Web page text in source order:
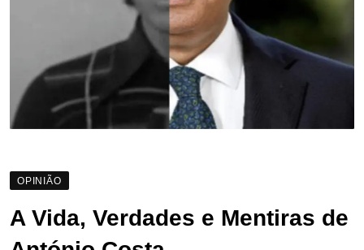
OPINIÃO
A Vida, Verdades e Mentiras de